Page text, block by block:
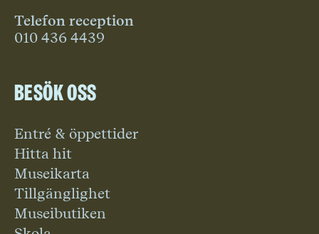
Telefon reception
010 436 4439
Besök oss
Entré & öppettider
Hitta hit
Museikarta
Tillgänglighet
Museibutiken